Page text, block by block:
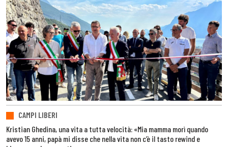
CAMPI LIBERI
Kristian Ghedina, una vita a tutta velocità: «Mia mamma morì quando
avevo 15 anni, papà mi disse che nella vita non c’è il tasto rewind e